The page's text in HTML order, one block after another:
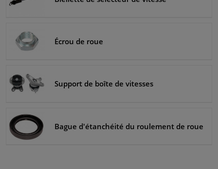
Écrou de roue
Support de boîte de vitesses
Bague d'étanchéité du roulement de roue